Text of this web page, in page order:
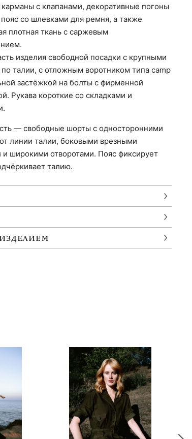
карманы с клапанами, декоративные погоны
со шлевками для ремня, а также
плотная ткань с саржевым
изделия свободной посадки с крупными
талии, с отложным воротником типа camp
застёжкой на болты с фирменной
Рукава короткие со складками и
— свободные шорты с односторонними
линии талии, боковыми врезными
и широкими отворотами. Пояс фиксирует
талию.